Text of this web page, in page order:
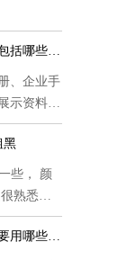
宣传画册青岛广告设计主要包括哪些内容
、企业手
示资料，
黑
些， 颜
熟悉，
青岛公司做开业庆典活动都要用哪些物料